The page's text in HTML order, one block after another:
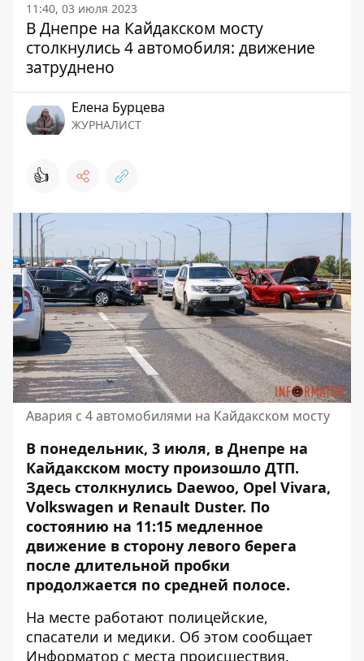
11:40, 03 июля 2023
В Днепре на Кайдакском мосту
столкнулись 4 автомобиля: движение
затруднено
Елена Бурцева
ЖУРНАЛИСТ
👍
Авария с 4 автомобилями на Кайдакском мосту
В понедельник, 3 июля, в Днепре на
Кайдакском мосту произошло ДТП.
Здесь столкнулись Daewoo, Opel Vivara,
Volkswagen и Renault Duster. По
состоянию на 11:15 медленное
движение в сторону левого берега
после длительной пробки
продолжается по средней полосе.
На месте работают полицейские,
спасатели и медики. Об этом сообщает
Информатор с места происшествия.